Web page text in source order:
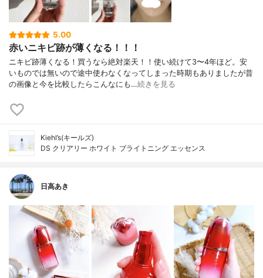
5.00
赤いニキビ跡が薄くなる！！！
ニキビ跡薄くなる！買うなら絶対楽天！！使い続けて3〜4年ほど。安
いものでは無いので途中使わなくなってしまった時期もありましたが昔
の画像と今を比較したらこんなにも…続きを見る
Kiehl’s(キールズ)
DS クリアリー ホワイト ブライトニング エッセンス
日高あき